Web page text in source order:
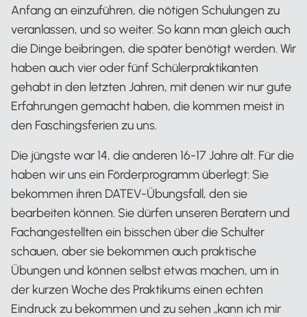
Anfang an einzuführen, die nötigen Schulungen zu
veranlassen, und so weiter. So kann man gleich auch
die Dinge beibringen, die später benötigt werden. Wir
haben auch vier oder fünf Schülerpraktikanten
gehabt in den letzten Jahren, mit denen wir nur gute
Erfahrungen gemacht haben, die kommen meist in
den Faschingsferien zu uns.
Die jüngste war 14, die anderen 16-17 Jahre alt. Für die
haben wir uns ein Förderprogramm überlegt: Sie
bekommen ihren DATEV-Übungsfall, den sie
bearbeiten können. Sie dürfen unseren Beratern und
Fachangestellten ein bisschen über die Schulter
schauen, aber sie bekommen auch praktische
Übungen und können selbst etwas machen, um in
der kurzen Woche des Praktikums einen echten
Eindruck zu bekommen und zu sehen „kann ich mir